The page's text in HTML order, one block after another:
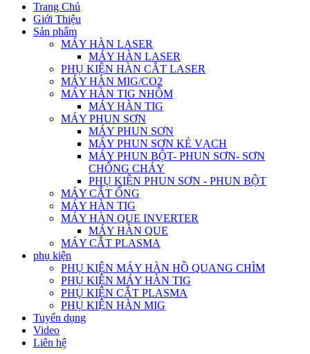
Trang Chủ
Giới Thiệu
Sản phẩm
MÁY HÀN LASER
MÁY HÀN LASER
PHỤ KIỆN HÀN CẮT LASER
MÁY HÀN MIG/CO2
MÁY HÀN TIG NHÔM
MÁY HÀN TIG
MÁY PHUN SƠN
MÁY PHUN SƠN
MÁY PHUN SƠN KẺ VẠCH
MÁY PHUN BỘT- PHUN SƠN- SƠN
CHỐNG CHÁY
PHỤ KIỆN PHUN SƠN - PHUN BỘT
MÁY CẮT ỐNG
MÁY HÀN TIG
MÁY HÀN QUE INVERTER
MÁY HÀN QUE
MÁY CẮT PLASMA
phụ kiện
PHỤ KIỆN MÁY HÀN HỒ QUANG CHÌM
PHỤ KIỆN MÁY HÀN TIG
PHỤ KIỆN CẮT PLASMA
PHỤ KIỆN HÀN MIG
Tuyển dụng
Video
Liên hệ